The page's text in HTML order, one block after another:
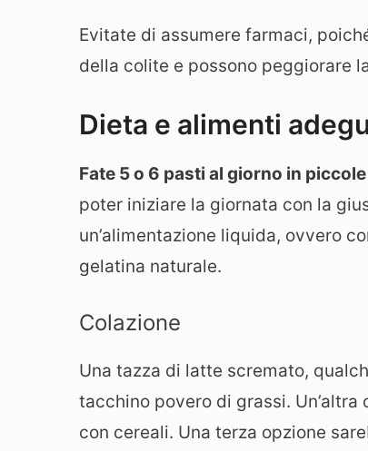
Evitate di assumere farmaci,
della colite e possono peggiorare
Dieta e alimenti
Fate 5 o 6 pasti al giorno in
poter iniziare la giornata con la
un’alimentazione liquida, ovvero
gelatina naturale.
Colazione
Una tazza di latte scremato,
tacchino povero di grassi.
con cereali. Una terza opzione